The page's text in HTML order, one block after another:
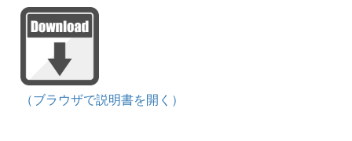
（ブラウザで説明書を開く）